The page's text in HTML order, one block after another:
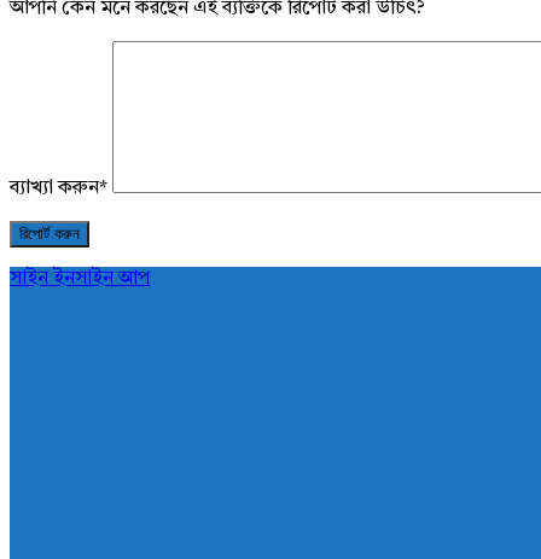
আপনি কেন মনে করছেন এই ব্যক্তিকে রিপোর্ট করা উচিৎ?
ব্যাখ্যা করুন*
সাইন ইনসাইন আপ